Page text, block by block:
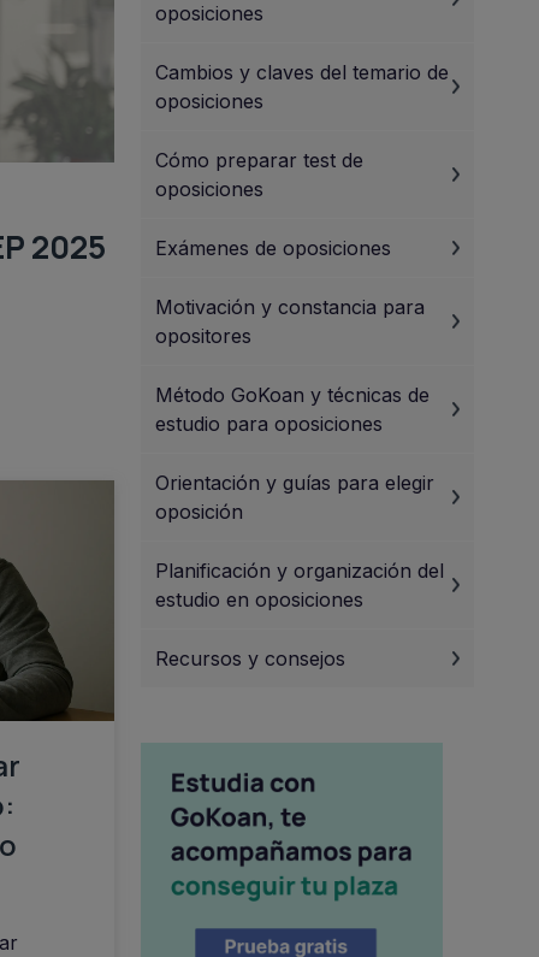
2025
oposiciones
Cambios y claves del temario de
oposiciones
Cómo preparar test de
oposiciones
Exámenes de oposiciones
Motivación y constancia para
opositores
Método GoKoan y técnicas de
estudio para oposiciones
Orientación y guías para elegir
oposición
Planificación y organización del
estudio en oposiciones
Recursos y consejos